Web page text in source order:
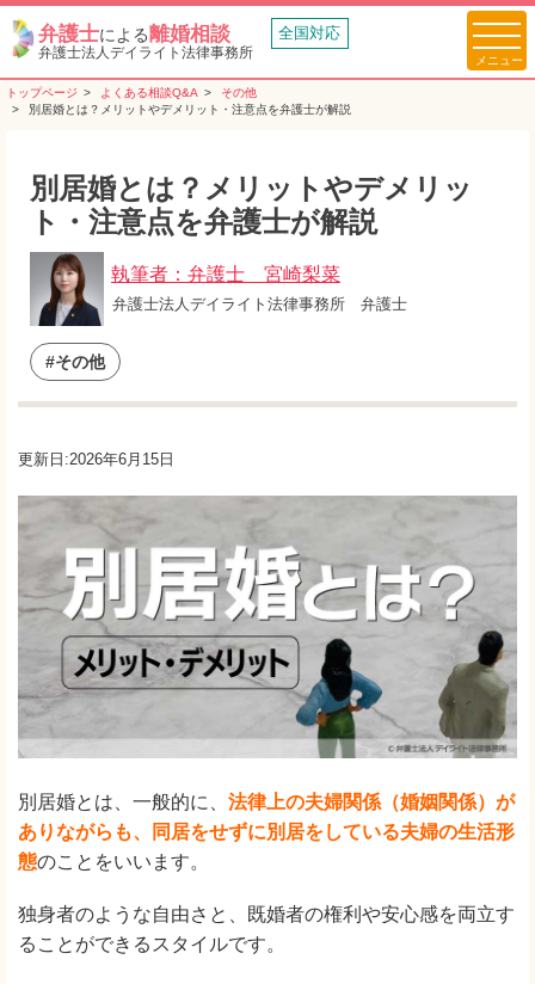
弁護士による離婚相談
弁護士法人デイライト法律事務所
全国対応
トップページ よくある相談Q&A
その他
別居婚とは？メリットやデメリット・注意点を弁護士が解説
別居婚とは？メリットやデメリッ
ト・注意点を弁護士が解説
執筆者：弁護士 宮崎梨菜
弁護士法人デイライト法律事務所 弁護士
#その他
更新日:2026年6月15日
別居婚とは、一般的に、 法律上の夫婦関係（婚姻関係）が
ありながらも、同居をせずに別居をしている夫婦の生活形
態のことをいいます。
独身者のような自由さと、既婚者の権利や安心感を両立す
ることができるスタイルです。